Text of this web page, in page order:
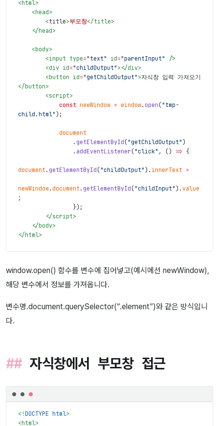
<html >
<head>
<title>부모창</title>
</head>
<body>
<input type="text" id="parentInput"
/>
<div id="childOutput" > </div>
<button id="getChildOutput" >자식창 입력 가져오기
</button>
<script>
const newWindow = window. open("tmp-
child.html" ) ;
document
. getElementById("getChildOutput" )
. addEventListener("click" , () => {
document . getElementById("childOutput" ) . innerText =
newWindow. document . getElementById("childInput" ) . value
;
}) ;
</script>
</body>
</html >
window.open() 함수를 변수에 집어넣고(예시에선 newWindow),
해당 변수에서 정보를 가져옵니다.
변수명.document.querySelector(“.element”)와 같은 방식입니
다.
자식창에서 부모창 접근
<! DOCTYPE html >
<html >